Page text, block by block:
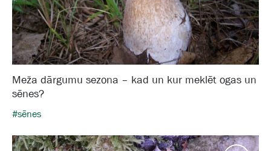
Meža dārgumu sezona – kad un kur meklēt ogas un
sēnes?
#sēnes